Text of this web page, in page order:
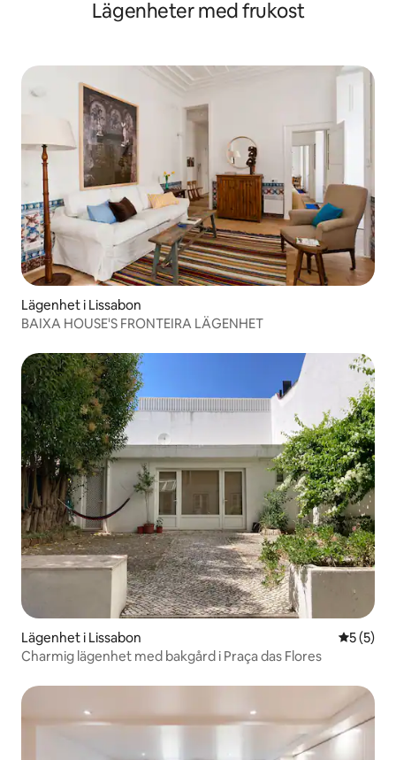
Lägenheter med frukost
Lägenhet i Lissabon
BAIXA HOUSE'S FRONTEIRA LÄGENHET
Lägenhet i Lissabon 5 av 5 i
5 (5)
Charmig lägenhet med bakgård i Praça das Flores